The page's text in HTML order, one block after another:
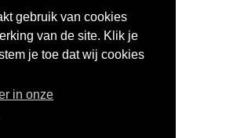
gebruik van cookies
van de site. Klik je
je toe dat wij cookies
in onze